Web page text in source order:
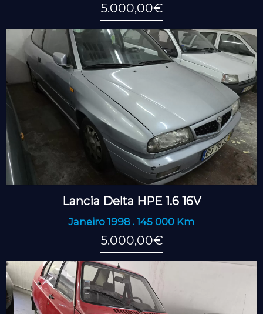
5.000,00€
Lancia Delta HPE 1.6 16V
Janeiro 1998 . 145 000 Km
5.000,00€